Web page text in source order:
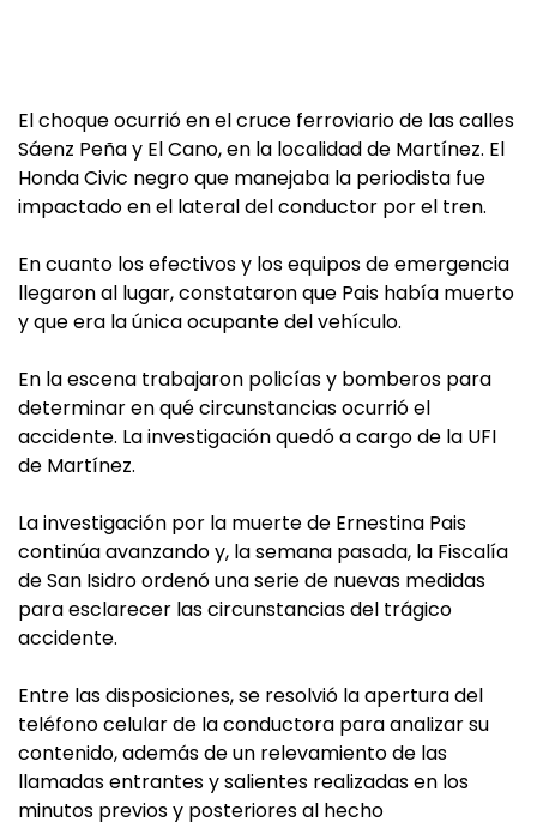
El choque ocurrió en el cruce ferroviario de las calles
Sáenz Peña y El Cano, en la localidad de Martínez. El
Honda Civic negro que manejaba la periodista fue
impactado en el lateral del conductor por el tren.
En cuanto los efectivos y los equipos de emergencia
llegaron al lugar, constataron que Pais había muerto
y que era la única ocupante del vehículo.
En la escena trabajaron policías y bomberos para
determinar en qué circunstancias ocurrió el
accidente. La investigación quedó a cargo de la UFI
de Martínez.
La investigación por la muerte de Ernestina Pais
continúa avanzando y, la semana pasada, la Fiscalía
de San Isidro ordenó una serie de nuevas medidas
para esclarecer las circunstancias del trágico
accidente.
Entre las disposiciones, se resolvió la apertura del
teléfono celular de la conductora para analizar su
contenido, además de un relevamiento de las
llamadas entrantes y salientes realizadas en los
minutos previos y posteriores al hecho